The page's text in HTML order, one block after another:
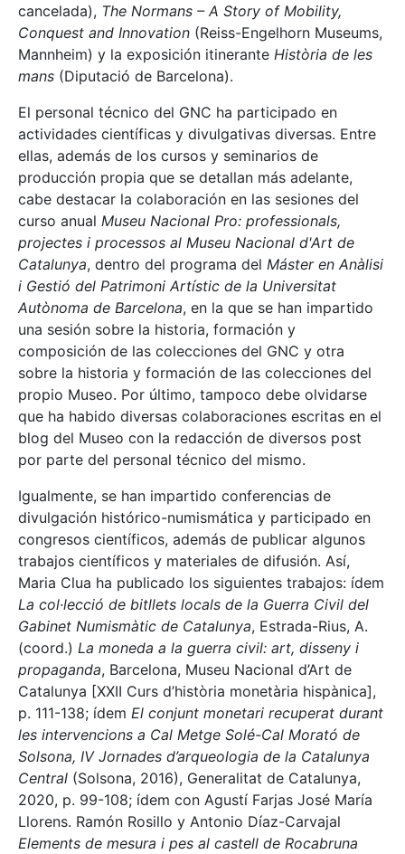
cancelada), The Normans – A Story of Mobility,
Conquest and Innovation (Reiss-Engelhorn Museums,
Mannheim) y la exposición itinerante Història de les
mans (Diputació de Barcelona).
El personal técnico del GNC ha participado en
actividades científicas y divulgativas diversas. Entre
ellas, además de los cursos y seminarios de
producción propia que se detallan más adelante,
cabe destacar la colaboración en las sesiones del
curso anual Museu Nacional Pro: professionals,
projectes i processos al Museu Nacional d'Art de
Catalunya, dentro del programa del Máster en Anàlisi
i Gestió del Patrimoni Artístic de la Universitat
Autònoma de Barcelona, en la que se han impartido
una sesión sobre la historia, formación y
composición de las colecciones del GNC y otra
sobre la historia y formación de las colecciones del
propio Museo. Por último, tampoco debe olvidarse
que ha habido diversas colaboraciones escritas en el
blog del Museo con la redacción de diversos post
por parte del personal técnico del mismo.
Igualmente, se han impartido conferencias de
divulgación histórico-numismática y participado en
congresos científicos, además de publicar algunos
trabajos científicos y materiales de difusión. Así,
Maria Clua ha publicado los siguientes trabajos: ídem
La col·lecció de bitllets locals de la Guerra Civil del
Gabinet Numismàtic de Catalunya, Estrada-Rius, A.
(coord.) La moneda a la guerra civil: art, disseny i
propaganda, Barcelona, Museu Nacional d’Art de
Catalunya [XXII Curs d’història monetària hispànica],
p. 111-138; ídem El conjunt monetari recuperat durant
les intervencions a Cal Metge Solé-Cal Morató de
Solsona, IV Jornades d’arqueologia de la Catalunya
Central (Solsona, 2016), Generalitat de Catalunya,
2020, p. 99-108; ídem con Agustí Farjas José María
Llorens. Ramón Rosillo y Antonio Díaz-Carvajal
Elements de mesura i pes al castell de Rocabruna